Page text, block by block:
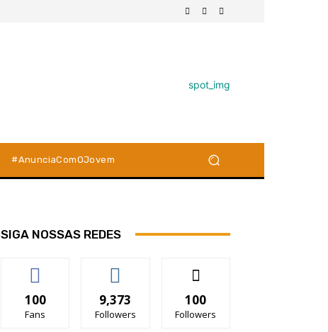
#AnunciaComOJovem
SIGA NOSSAS REDES
100
Fans
9,373
Followers
100
Followers